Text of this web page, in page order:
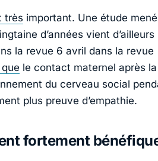
très important. Une étude
d’années vient d’ailleurs
la revue 6 avril dans la revue
le contact maternel après la
du cerveau social
plus preuve d’empathie.
fortement